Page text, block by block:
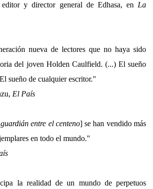
editor y director general de Edhasa, en La
nueva de lectores que no haya sido
del joven Holden Caulfield. (...) El sueño
sueño de cualquier escritor."
El País
entre el centeno] se han vendido más
en todo el mundo."
la realidad de un mundo de perpetuos